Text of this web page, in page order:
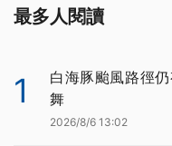
最多人閱讀
1
白海豚颱風路徑
舞
2026/8/6 13:02